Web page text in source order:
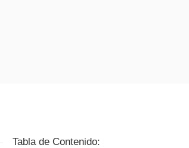
Tabla de Contenido: